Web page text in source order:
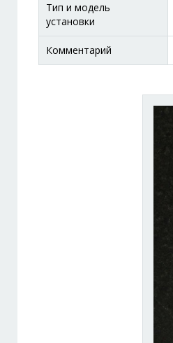
Тип и модель
установки
Комментарий